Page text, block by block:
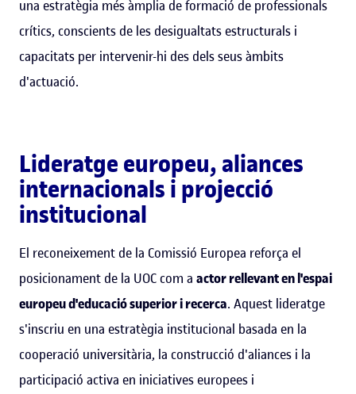
una estratègia més àmplia de formació de professionals
crítics, conscients de les desigualtats estructurals i
capacitats per intervenir-hi des dels seus àmbits
d'actuació.
Lideratge europeu, aliances
internacionals i projecció
institucional
El reconeixement de la Comissió Europea reforça el
posicionament de la UOC com a actor rellevant en l'espai
europeu d'educació superior i recerca. Aquest lideratge
s'inscriu en una estratègia institucional basada en la
cooperació universitària, la construcció d'aliances i la
participació activa en iniciatives europees i